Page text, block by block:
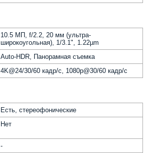
10.5 МП, f/2.2, 20 мм (ультра­
широкоугольная), 1/3.1", 1.22µm
Auto-HDR, Панорамная съемка
4K@24/30/60 кадр/с, 1080p@30/60 кадр/с
Есть, стереофонические
Нет
-